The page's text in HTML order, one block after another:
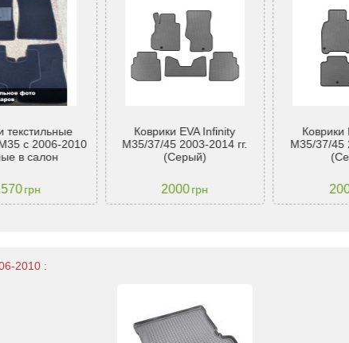
текстильные
с 2006-2010
в салон
грн
Коврики EVA Infinity
M35/37/45 2003-2014 гг.
(Серый)
2000грн
Коврики
M35/37/45
2010 :